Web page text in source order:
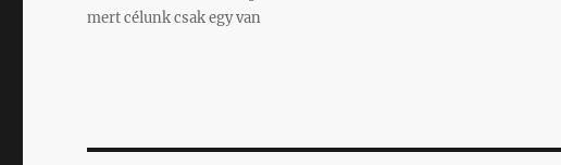
mert célunk csak egy van